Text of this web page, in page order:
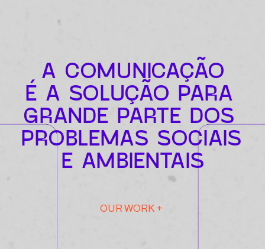
A COMUNICAÇÃO
É A SOLUÇÃO PARA
GRANDE PARTE DOS
PROBLEMAS SOCIAIS
E AMBIENTAIS
OUR WORK +